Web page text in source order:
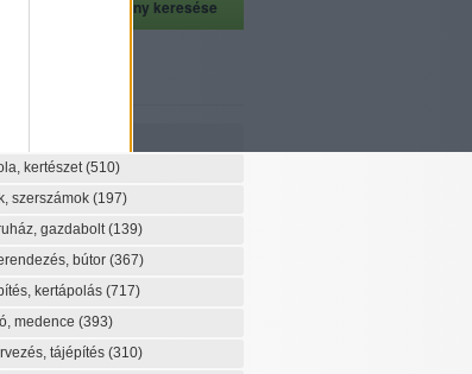
kertészet(510)
szerszámok (197)
gazdabolt(139)
bútor (367)
kertápolás (717)
medence (393)
tájépítés (310)